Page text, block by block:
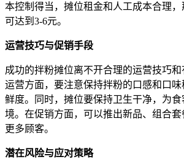
本控制得当，摊位租金和人工成本合理，
可达到3-6元。
运营技巧与促销手段
成功的拌粉摊位离不开合理的运营技巧
运营方面，要注意保持拌粉的口感和口
鲜度。同时，摊位要保持卫生干净，为
境。在促销方面，可以推出新品、组合套
更多顾客。
潜在风险与应对策略